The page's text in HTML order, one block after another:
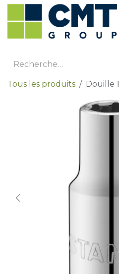
Se rendre au contenu
Tous les produits Douille